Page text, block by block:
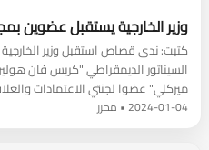
وزير الخارجية يستقبل عضوين
السيناتور الديمقراطي "كريس فان
ميركلي" عضوا لجنتي الاعتمادات
2024-01-04 • محرر